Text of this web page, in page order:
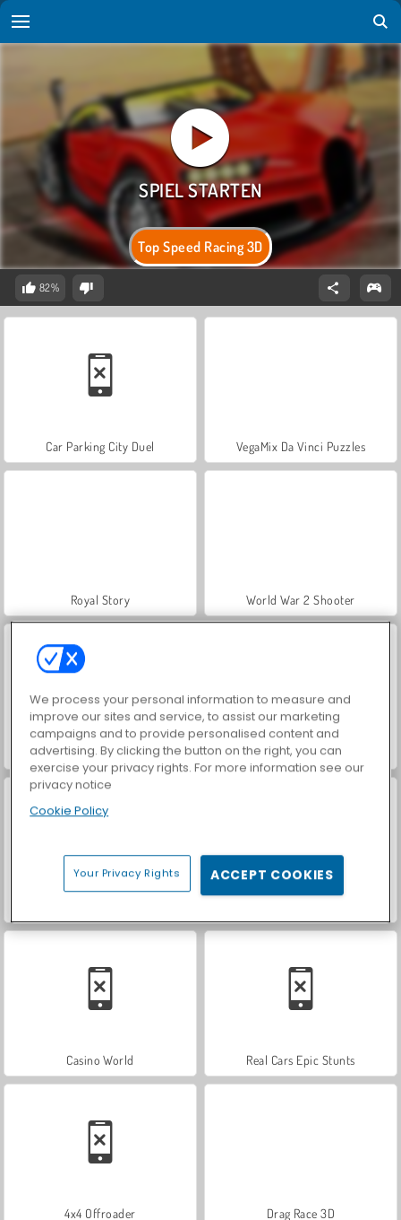
Top Speed Racing 3D
82%
Car Parking City Duel VegaMix Da Vinci Puzzles
Royal Story World War 2 Shooter
Hidden Object: Street of Secrets Farm Merge Valley
Casino World Real Cars Epic Stunts
4x4 Offroader Drag Race 3D
We process your personal information to measure and
improve our sites and service, to assist our marketing
campaigns and to provide personalised content and
advertising. By clicking the button on the right, you can
exercise your privacy rights. For more information see our
privacy notice
Cookie Policy
Your Privacy Rights ACCEPT COOKIES